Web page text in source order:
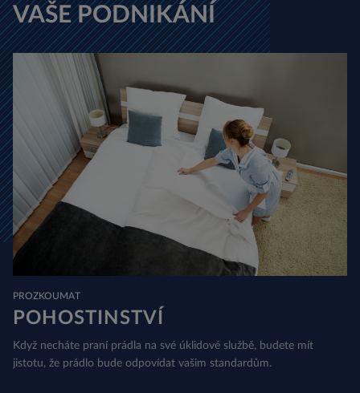
VAŠE PODNIKÁNÍ
PROZKOUMAT
POHOSTINSTVÍ
Když necháte praní prádla na své úklidové službě, budete mít
jistotu, že prádlo bude odpovídat vašim standardům.